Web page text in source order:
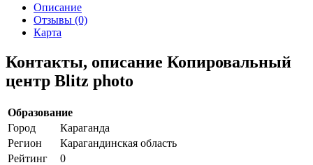
Описание
Отзывы (0)
Карта
Контакты, описание Копировальный
центр Blitz photo
Образование
Город
Караганда
Регион
Карагандинская область
Рейтинг
0